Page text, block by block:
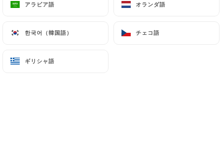
アラビア語 オランダ語
한국어（韓国語） チェコ語
ギリシャ語
アラビア語 オランダ語
한국어（韓国語） チェコ語
ギリシャ語